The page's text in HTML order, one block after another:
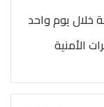
الأمنية